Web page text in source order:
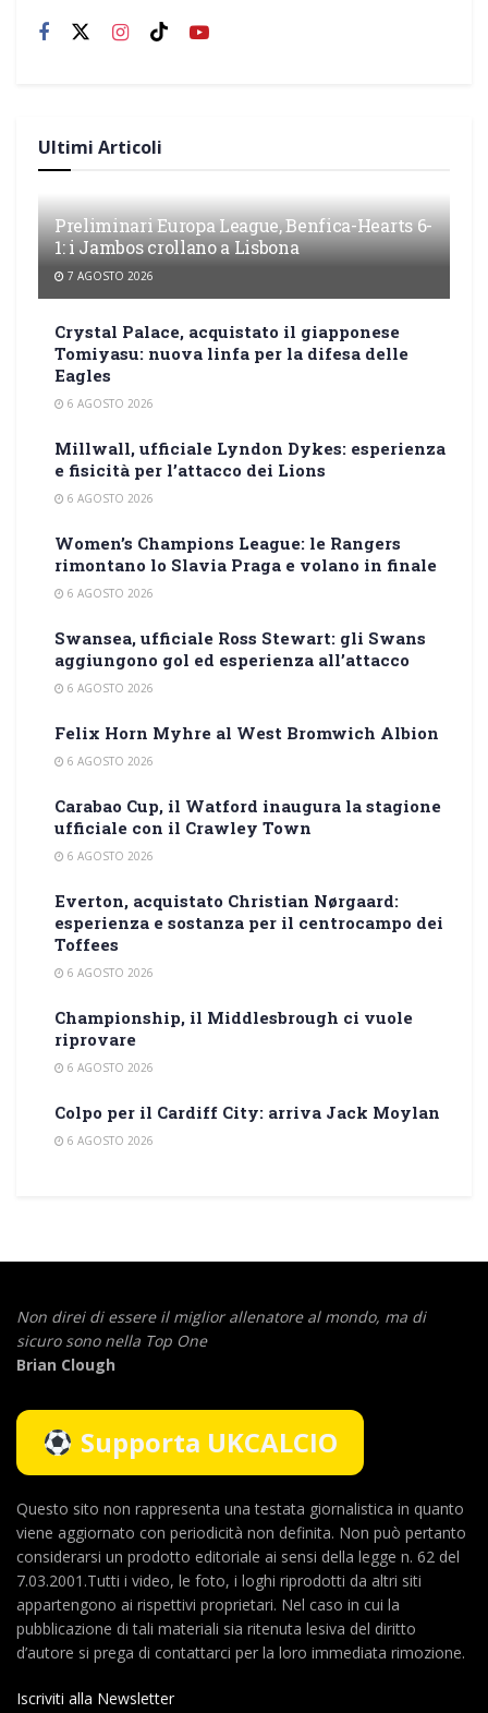
Ultimi Articoli
Preliminari Europa League, Benfica-Hearts 6-
1: i Jambos crollano a Lisbona
7 AGOSTO 2026
Crystal Palace, acquistato il giapponese
Tomiyasu: nuova linfa per la difesa delle
Eagles
6 AGOSTO 2026
Millwall, ufficiale Lyndon Dykes: esperienza
e fisicità per l’attacco dei Lions
6 AGOSTO 2026
Women’s Champions League: le Rangers
rimontano lo Slavia Praga e volano in finale
6 AGOSTO 2026
Swansea, ufficiale Ross Stewart: gli Swans
aggiungono gol ed esperienza all’attacco
6 AGOSTO 2026
Felix Horn Myhre al West Bromwich Albion
6 AGOSTO 2026
Carabao Cup, il Watford inaugura la stagione
ufficiale con il Crawley Town
6 AGOSTO 2026
Everton, acquistato Christian Nørgaard:
esperienza e sostanza per il centrocampo dei
Toffees
6 AGOSTO 2026
Championship, il Middlesbrough ci vuole
riprovare
6 AGOSTO 2026
Colpo per il Cardiff City: arriva Jack Moylan
6 AGOSTO 2026
Non direi di essere il miglior allenatore al mondo, ma di
sicuro sono nella Top One
Brian Clough
Supporta UKCALCIO
Questo sito non rappresenta una testata giornalistica in quanto
viene aggiornato con periodicità non definita. Non può pertanto
considerarsi un prodotto editoriale ai sensi della legge n. 62 del
7.03.2001.Tutti i video, le foto, i loghi riprodotti da altri siti
appartengono ai rispettivi proprietari. Nel caso in cui la
pubblicazione di tali materiali sia ritenuta lesiva del diritto
d’autore si prega di contattarci per la loro immediata rimozione.
Iscriviti alla Newsletter